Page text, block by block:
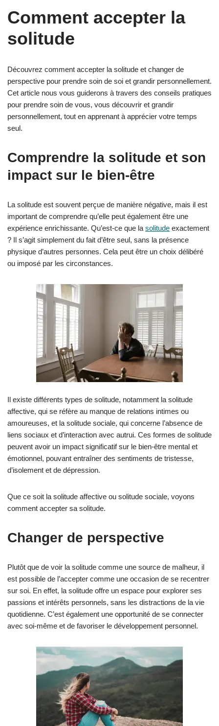
Comment accepter la
solitude
Découvrez comment accepter la solitude et changer de
perspective pour prendre soin de soi et grandir personnellement.
Cet article nous vous guiderons à travers des conseils pratiques
pour prendre soin de vous, vous découvrir et grandir
personnellement, tout en apprenant à apprécier votre temps
seul.
Comprendre la solitude et son
impact sur le bien-être
La solitude est souvent perçue de manière négative, mais il est
important de comprendre qu’elle peut également être une
expérience enrichissante. Qu’est-ce que la solitude exactement
? Il s’agit simplement du fait d’être seul, sans la présence
physique d’autres personnes. Cela peut être un choix délibéré
ou imposé par les circonstances.
Il existe différents types de solitude, notamment la solitude
affective, qui se réfère au manque de relations intimes ou
amoureuses, et la solitude sociale, qui concerne l’absence de
liens sociaux et d’interaction avec autrui. Ces formes de solitude
peuvent avoir un impact significatif sur le bien-être mental et
émotionnel, pouvant entraîner des sentiments de tristesse,
d’isolement et de dépression.
Que ce soit la solitude affective ou solitude sociale, voyons
comment accepter sa solitude.
Changer de perspective
Plutôt que de voir la solitude comme une source de malheur, il
est possible de l’accepter comme une occasion de se recentrer
sur soi. En effet, la solitude offre un espace pour explorer ses
passions et intérêts personnels, sans les distractions de la vie
quotidienne. C’est également une opportunité de se connecter
avec soi-même et de favoriser le développement personnel.